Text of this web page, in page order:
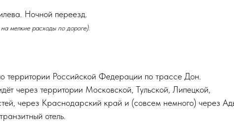
Ночной переезд.
мелкие расходы по дороге).
территории Российской Федерации по трассе Дон.
через территории Московской, Тульской, Липецкой,
через Краснодарский край и (совсем немного) через
отель.